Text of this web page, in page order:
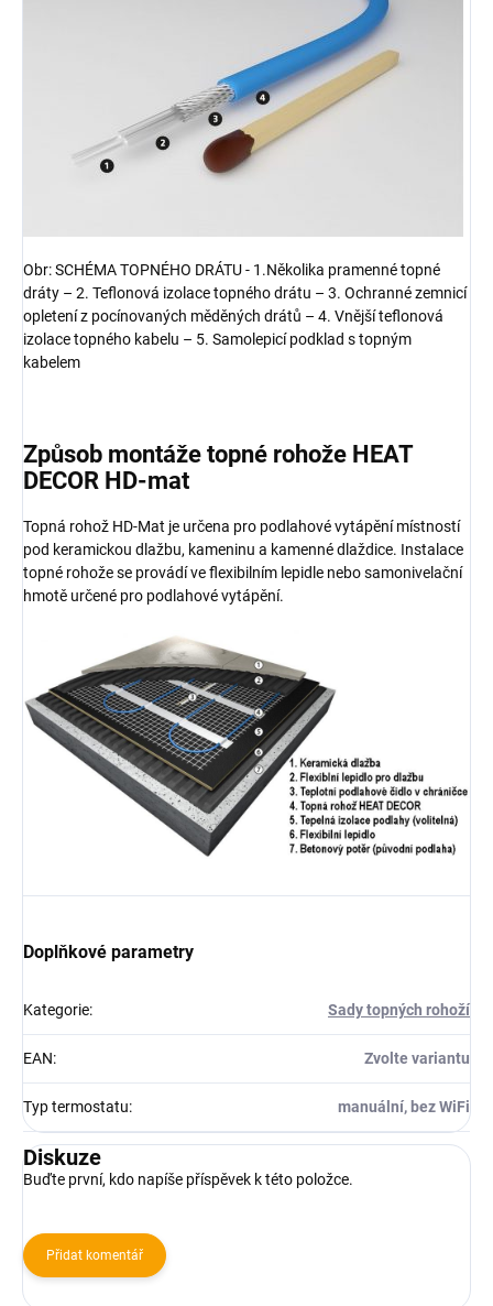
Obr: SCHÉMA TOPNÉHO DRÁTU - 1.Několika pramenné topné
dráty – 2. Teflonová izolace topného drátu – 3. Ochranné zemnicí
opletení z pocínovaných měděných drátů – 4. Vnější teflonová
izolace topného kabelu – 5. Samolepicí podklad s topným
kabelem
Způsob montáže topné rohože HEAT
DECOR HD-mat
Topná rohož HD-Mat je určena pro podlahové vytápění místností
pod keramickou dlažbu, kameninu a kamenné dlaždice. Instalace
topné rohože se provádí ve flexibilním lepidle nebo samonivelační
hmotě určené pro podlahové vytápění.
Doplňkové parametry
Kategorie: Sady topných rohoží
EAN: Zvolte variantu
Typ termostatu: manuální, bez WiFi
Diskuze
Buďte první, kdo napíše příspěvek k této položce.
Přidat komentář